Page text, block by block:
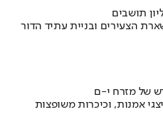
הצעירים ובניית עתיד הדור
של מזרח י-ם
אמנות, וכיכרות משופצות